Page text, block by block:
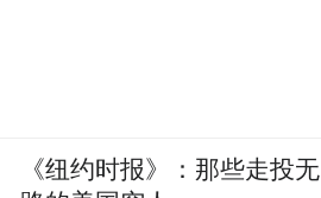
《纽约时报》：那些走投无